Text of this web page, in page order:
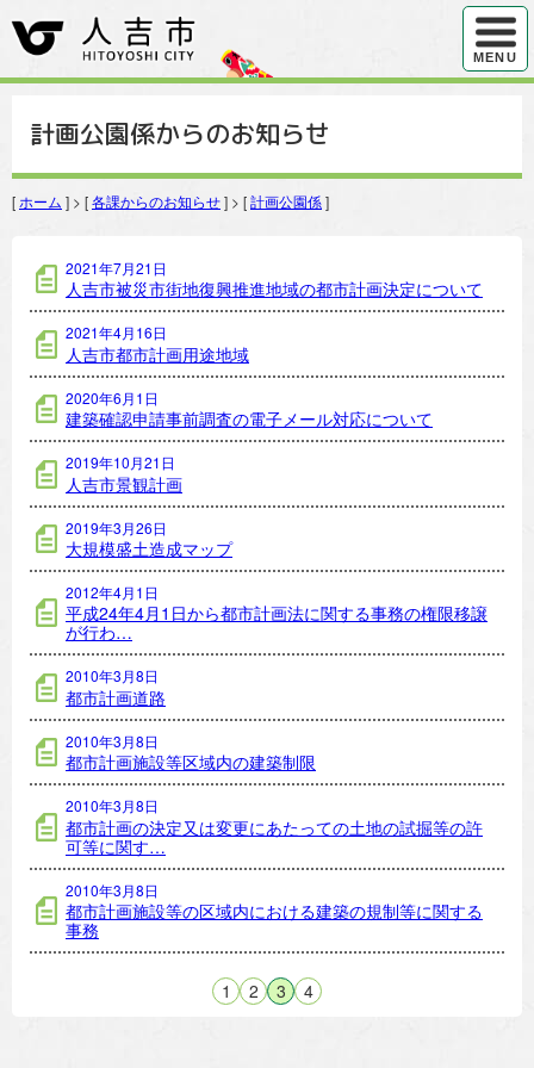
ハンバ
MENU
計画公園係からのお知らせ
[ ホーム ] > [各課からのお知らせ] > [計画公園係]
計画公園係の記事一覧
2021年7月21日
人吉市被災市街地復興推進地域の都市計画決定について
2021年4月16日
人吉市都市計画用途地域
2020年6月1日
建築確認申請事前調査の電子メール対応について
2019年10月21日
人吉市景観計画
2019年3月26日
大規模盛土造成マップ
2012年4月1日
平成24年4月1日から都市計画法に関する事務の権限移譲
が行わ…
2010年3月8日
都市計画道路
2010年3月8日
都市計画施設等区域内の建築制限
2010年3月8日
都市計画の決定又は変更にあたっての土地の試掘等の許
可等に関す…
2010年3月8日
都市計画施設等の区域内における建築の規制等に関する
事務
1 2 3 4